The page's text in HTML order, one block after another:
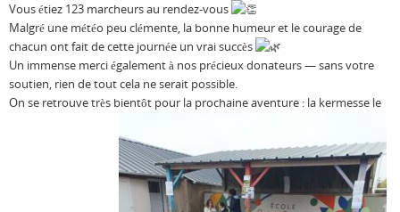
Vous étiez 123 marcheurs au rendez-vous
Malgré une météo peu clémente, la bonne humeur et le courage de
chacun ont fait de cette journée un vrai succès
Un immense merci également à nos précieux donateurs — sans votre
soutien, rien de tout cela ne serait possible.
On se retrouve très bientôt pour la prochaine aventure : la kermesse le